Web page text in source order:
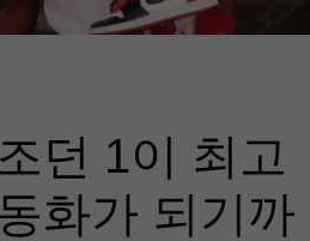
던 1이 최고
화가 되기까